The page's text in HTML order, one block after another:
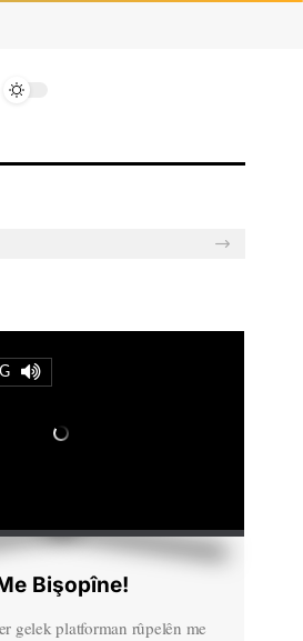
Bişopîne!
gelek platforman rûpelên me